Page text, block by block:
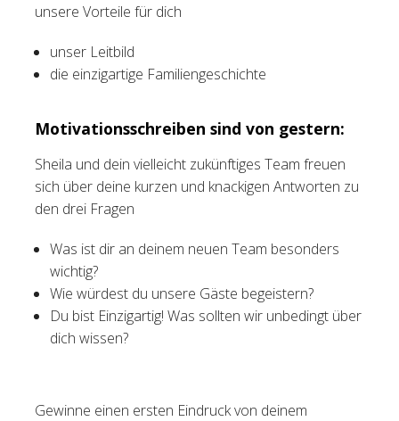
unsere Vorteile für dich
unser Leitbild
die einzigartige Familiengeschichte
Motivationsschreiben sind von gestern:
Sheila und dein vielleicht zukünftiges Team freuen
sich über deine kurzen und knackigen Antworten zu
den drei Fragen
Was ist dir an deinem neuen Team besonders
wichtig?
Wie würdest du unsere Gäste begeistern?
Du bist Einzigartig! Was sollten wir unbedingt über
dich wissen?
Gewinne einen ersten Eindruck von deinem